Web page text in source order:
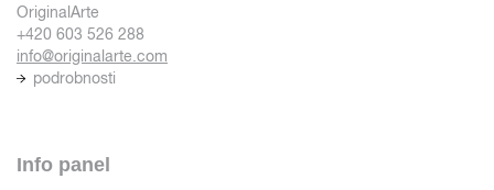
OriginalArte
+420 603 526 288
info@originalarte.com
podrobnosti
Info panel